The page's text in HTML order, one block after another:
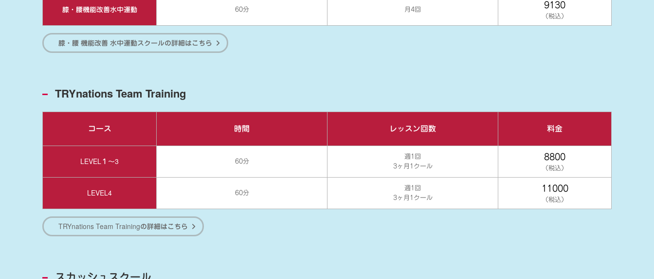
膝・腰機能改善水中運動 60分 月4回
9130
（税込）
膝・腰 機能改善 水中運動スクールの詳細はこちら
TRYnations Team Training
コース 時間 レッスン回数 料金
LEVEL１～3 60分
週1回
3ヶ月1クール
8800
（税込）
LEVEL4 60分
週1回
3ヶ月1クール
11000
（税込）
TRYnations Team Trainingの詳細はこちら